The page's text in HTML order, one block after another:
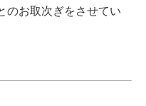
のお取次ぎをさせてい